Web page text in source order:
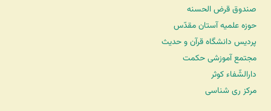
صندوق قرض الحسنه
حوزه علمیه آستان مقدّس
پردیس دانشگاه قرآن و حدیث
مجتمع آموزشی حکمت
دارالشّفاء کوثر
مرکز ری شناسی